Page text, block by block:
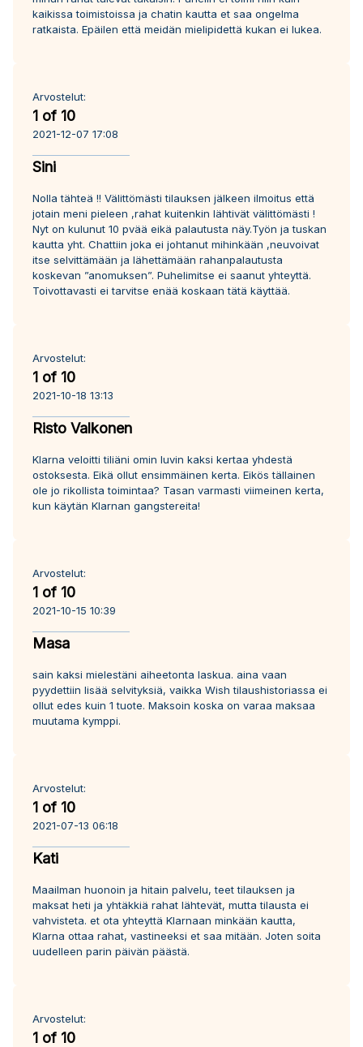
kaikissa toimistoissa ja chatin kautta et saa ongelma
ratkaista. Epäilen että meidän mielipidettä kukan ei lukea.
Arvostelut:
1 of 10
2021-12-07 17:08
Sini
Nolla tähteä !! Välittömästi tilauksen jälkeen ilmoitus että
jotain meni pieleen ,rahat kuitenkin lähtivät välittömästi !
Nyt on kulunut 10 pvää eikä palautusta näy.Työn ja tuskan
kautta yht. Chattiin joka ei johtanut mihinkään ,neuvoivat
itse selvittämään ja lähettämään rahanpalautusta
koskevan ”anomuksen”. Puhelimitse ei saanut yhteyttä.
Toivottavasti ei tarvitse enää koskaan tätä käyttää.
Arvostelut:
1 of 10
2021-10-18 13:13
Risto Valkonen
Klarna veloitti tiliäni omin luvin kaksi kertaa yhdestä
ostoksesta. Eikä ollut ensimmäinen kerta. Eikös tällainen
ole jo rikollista toimintaa? Tasan varmasti viimeinen kerta,
kun käytän Klarnan gangstereita!
Arvostelut:
1 of 10
2021-10-15 10:39
Masa
sain kaksi mielestäni aiheetonta laskua. aina vaan
pyydettiin lisää selvityksiä, vaikka Wish tilaushistoriassa ei
ollut edes kuin 1 tuote. Maksoin koska on varaa maksaa
muutama kymppi.
Arvostelut:
1 of 10
2021-07-13 06:18
Kati
Maailman huonoin ja hitain palvelu, teet tilauksen ja
maksat heti ja yhtäkkiä rahat lähtevät, mutta tilausta ei
vahvisteta. et ota yhteyttä Klarnaan minkään kautta,
Klarna ottaa rahat, vastineeksi et saa mitään. Joten soita
uudelleen parin päivän päästä.
Arvostelut:
1 of 10